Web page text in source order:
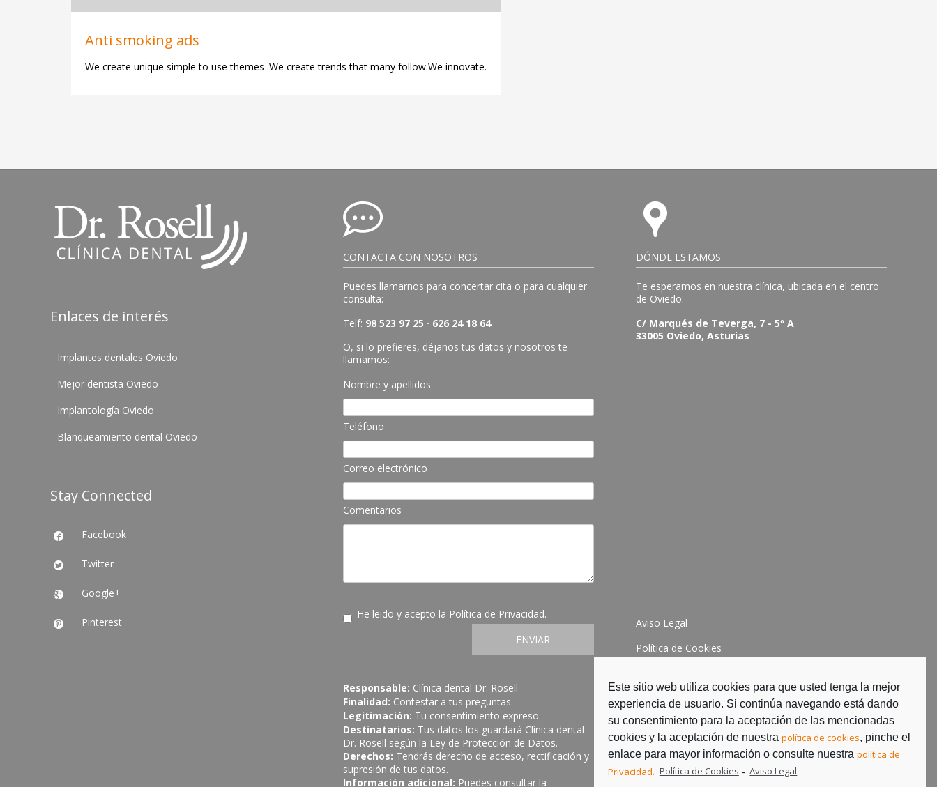
Anti smoking ads
We create unique simple to use themes .We create trends that many follow.We innovate.
Enlaces de interés
Implantes dentales Oviedo
Mejor dentista Oviedo
Implantología Oviedo
Blanqueamiento dental Oviedo
Stay Connected
 Facebook
 Twitter
 Google+
 Pinterest
CONTACTA CON NOSOTROS
Puedes llamarnos para concertar cita o para cualquier
consulta:
Telf: 98 523 97 25 · 626 24 18 64
O, si lo prefieres, déjanos tus datos y nosotros te
llamamos:
Nombre y apellidos
Teléfono
Correo electrónico
Comentarios
He leido y acepto la Política de Privacidad.
ENVIAR
Responsable: Clínica dental Dr. Rosell
Finalidad: Contestar a tus preguntas.
Legitimación: Tu consentimiento expreso.
Destinatarios: Tus datos los guardará Clínica dental
Dr. Rosell según la Ley de Protección de Datos.
Derechos: Tendrás derecho de acceso, rectificación y
supresión de tus datos.
Información adicional: Puedes consultar la
DÓNDE ESTAMOS
Te esperamos en nuestra clínica, ubicada en el centro
de Oviedo:
C/ Marqués de Teverga, 7 - 5º A
33005 Oviedo, Asturias
Aviso Legal
Política de Cookies
Este sitio web utiliza cookies para que usted tenga la mejor
experiencia de usuario. Si continúa navegando está dando
su consentimiento para la aceptación de las mencionadas
cookies y la aceptación de nuestrapolítica de cookies, pinche el
enlace para mayor información o consulte nuestrapolítica de
Privacidad. Política de Cookies - Aviso Legal